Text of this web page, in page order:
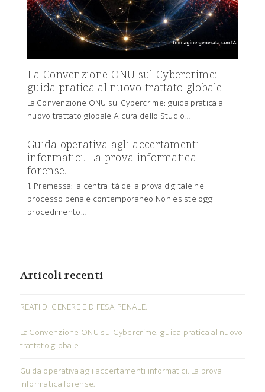
La Convenzione ONU sul Cybercrime:
guida pratica al nuovo trattato globale
La Convenzione ONU sul Cybercrime: guida pratica al
nuovo trattato globale A cura dello Studio…
Guida operativa agli accertamenti
informatici. La prova informatica
forense.
1. Premessa: la centralità della prova digitale nel
processo penale contemporaneo Non esiste oggi
procedimento…
Articoli recenti
REATI DI GENERE E DIFESA PENALE.
La Convenzione ONU sul Cybercrime: guida pratica al nuovo
trattato globale
Guida operativa agli accertamenti informatici. La prova
informatica forense.